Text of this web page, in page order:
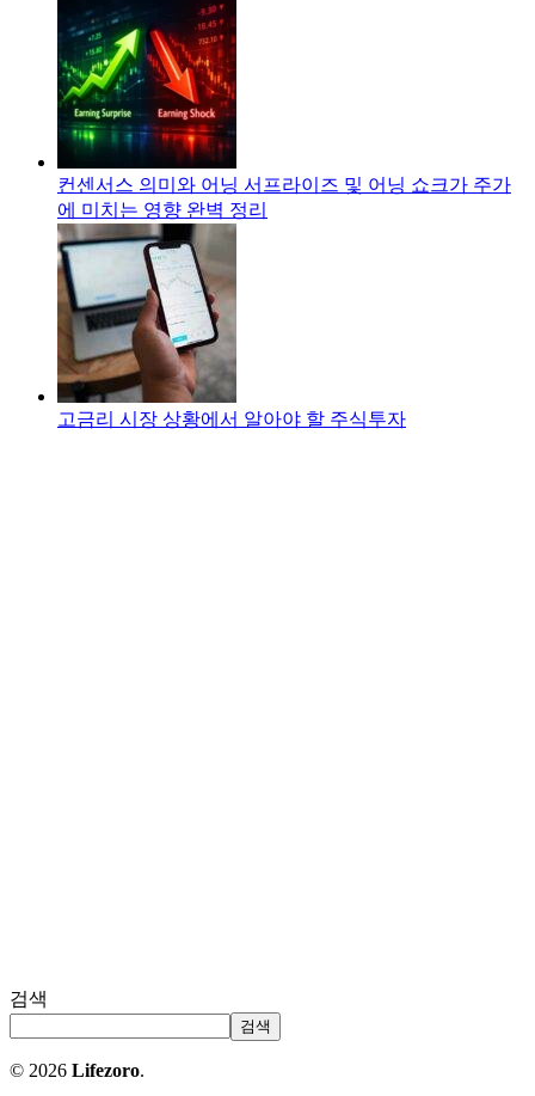
컨센서스 의미와 어닝 서프라이즈 및 어닝 쇼크가 주가
에 미치는 영향 완벽 정리
고금리 시장 상황에서 알아야 할 주식투자
검색
검색
© 2026 Lifezoro.